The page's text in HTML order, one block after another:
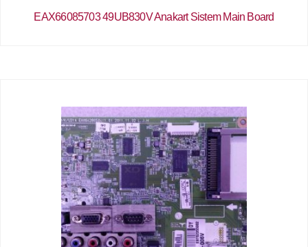
EAX66085703 49UB830V Anakart Sistem Main Board